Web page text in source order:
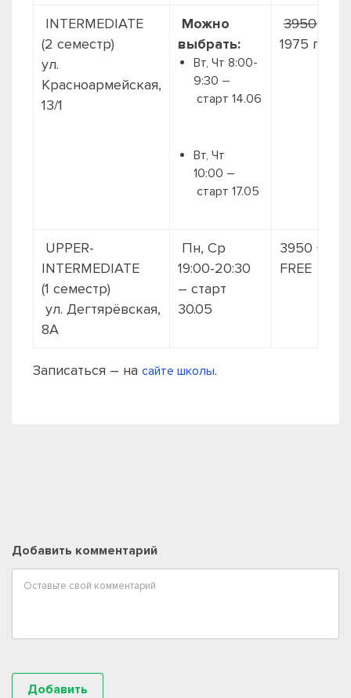
INTERMEDIATE
(2 семестр)
ул.
Красноармейская,
13/1
Можно
выбрать:
Вт, Чт 8:00-
9:30 –
старт 14.06
Вт, Чт
10:00 –
старт 17.05
3950 грн.
1975 грн./
UPPER-
INTERMEDIATE
(1 семестр)
ул. Дегтярёвская,
8А
Пн, Ср
19:00-20:30
– старт
30.05
3950 + 2й
FREE
Записаться – на сайте школы.
Добавить комментарий